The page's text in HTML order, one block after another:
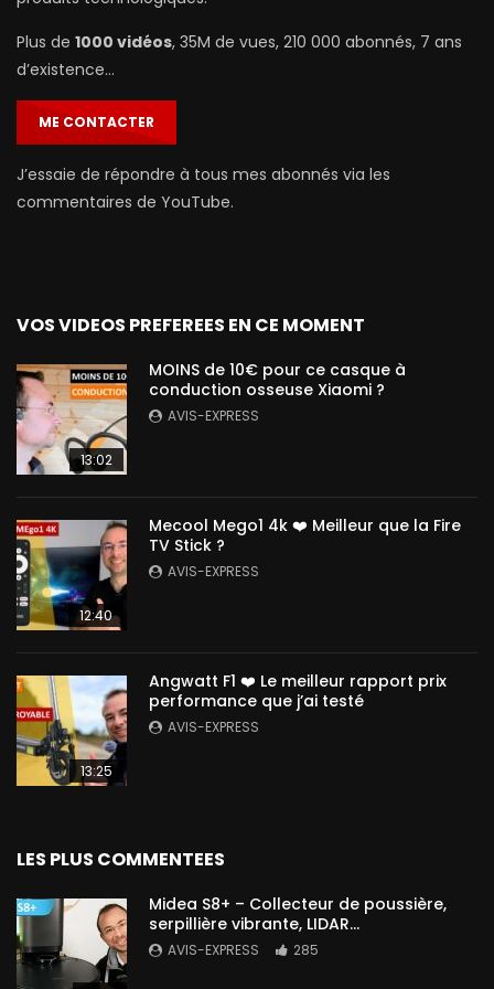
Plus de 1000 vidéos, 35M de vues, 210 000 abonnés, 7 ans
d’existence…
ME CONTACTER
J’essaie de répondre à tous mes abonnés via les
commentaires de YouTube.
VOS VIDEOS PREFEREES EN CE MOMENT
13:02
MOINS de 10€ pour ce casque à
conduction osseuse Xiaomi ?
AVIS-EXPRESS
12:40
Mecool Mego1 4k ❤️ Meilleur que la Fire
TV Stick ?
AVIS-EXPRESS
13:25
Angwatt F1 ❤️ Le meilleur rapport prix
performance que j’ai testé
AVIS-EXPRESS
LES PLUS COMMENTEES
Midea S8+ – Collecteur de poussière,
serpillière vibrante, LIDAR…
AVIS-EXPRESS 285